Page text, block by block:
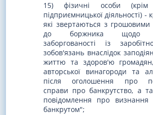
15) фізичні особи (крім
підприємницької діяльності) -
які звертаються з
до боржника щодо
заборгованості із
зобов'язань внаслідок
життю та здоров'ю
авторської винагороди та
після оголошення про
справи про банкрутство, а
повідомлення про визнання
банкрутом";